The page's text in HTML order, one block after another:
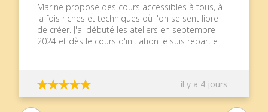
il y a 4 jours
Marine propose des cours accessibles à tous, à
la fois riches et techniques où l'on se sent libre
de créer. J'ai débuté les ateliers en septembre
2024 et dès le cours d'initiation je suis repartie
en extérieur de ce week-end à Chauvigny était
topissime, une autre approche, toujours dans la
bonne humeur, et plein de nouveaux outils pour